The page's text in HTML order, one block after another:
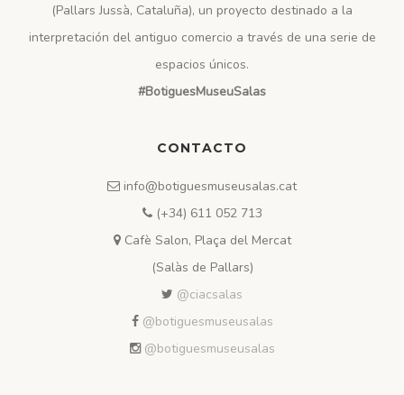
(Pallars Jussà, Cataluña), un proyecto destinado a la
interpretación del antiguo comercio a través de una serie de
espacios únicos.
#BotiguesMuseuSalas
CONTACTO
info@botiguesmuseusalas.cat
(+34) 611 052 713
Cafè Salon, Plaça del Mercat
(Salàs de Pallars)
@ciacsalas
@botiguesmuseusalas
@botiguesmuseusalas